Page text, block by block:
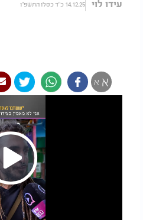
עידו לוי 14.12.25 כ"ד כסלו התשפ"ו
א א
Play